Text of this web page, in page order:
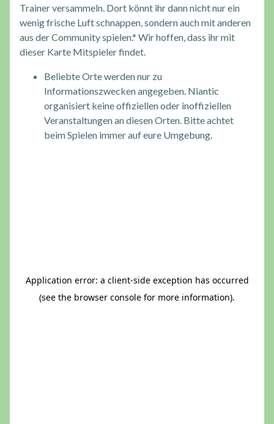
Trainer versammeln. Dort könnt ihr dann nicht nur ein
wenig frische Luft schnappen, sondern auch mit anderen
aus der Community spielen.* Wir hoffen, dass ihr mit
dieser Karte Mitspieler findet.
Beliebte Orte werden nur zu
Informationszwecken angegeben. Niantic
organisiert keine offiziellen oder inoffiziellen
Veranstaltungen an diesen Orten. Bitte achtet
beim Spielen immer auf eure Umgebung.